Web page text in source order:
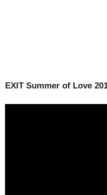
EXIT Summer of Love